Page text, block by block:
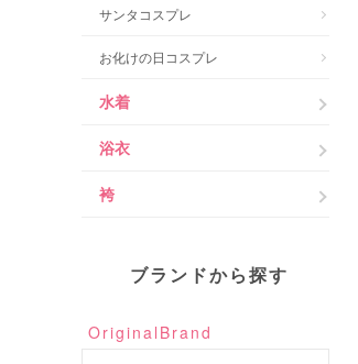
サンタコスプレ
お化けの日コスプレ
水着
浴衣
袴
ブランドから探す
OriginalBrand